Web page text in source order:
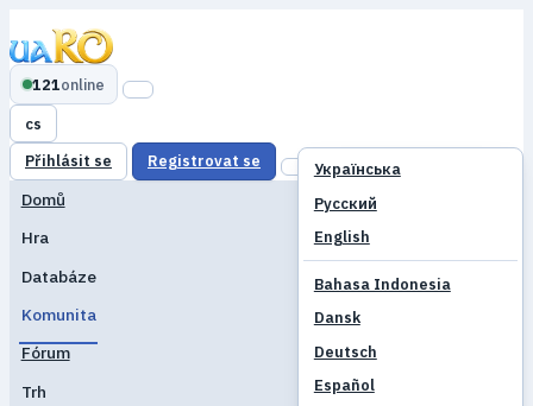
121online
cs
Українська
Русский
English
Bahasa Indonesia
Dansk
Deutsch
Español
Přihlásit se Registrovat se
Domů
Hra
Databáze
Komunita
Fórum
Trh